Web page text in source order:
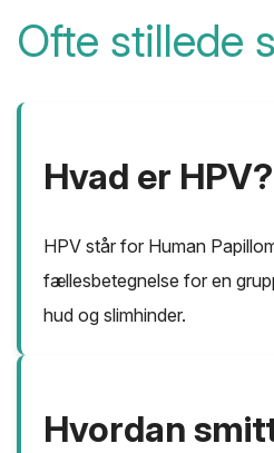
Ofte stillede
Hvad er HPV?
HPV står for Human
fællesbetegnelse for en
hud og slimhinder.
Hvordan